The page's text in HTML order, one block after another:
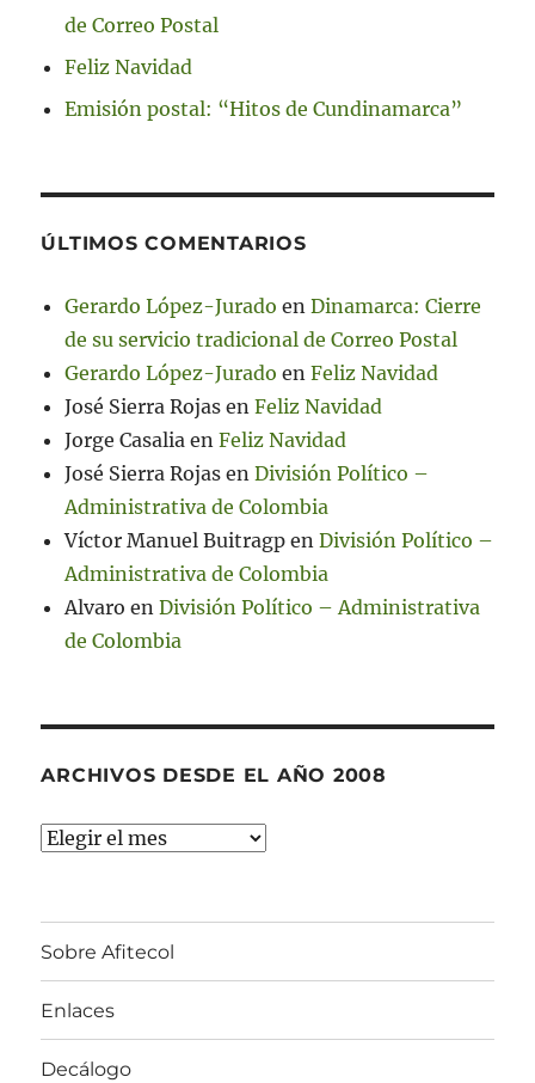
de Correo Postal
Feliz Navidad
Emisión postal: “Hitos de Cundinamarca”
ÚLTIMOS COMENTARIOS
Gerardo López-Jurado enDinamarca: Cierre
de su servicio tradicional de Correo Postal
Gerardo López-Jurado enFeliz Navidad
José Sierra Rojas enFeliz Navidad
Jorge Casalia enFeliz Navidad
José Sierra Rojas enDivisión Político –
Administrativa de Colombia
Víctor Manuel Buitragp enDivisión Político –
Administrativa de Colombia
Alvaro enDivisión Político – Administrativa
de Colombia
ARCHIVOS DESDE EL AÑO 2008
Archivos
Sobre Afitecol
Enlaces
Decálogo